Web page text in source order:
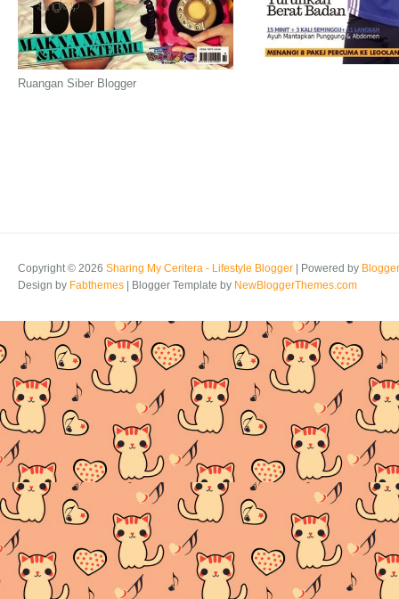
Ruangan Siber Blogger
Copyright © 2026 Sharing My Ceritera - Lifestyle Blogger | Powered by Blogger
Design by Fabthemes | Blogger Template by NewBloggerThemes.com